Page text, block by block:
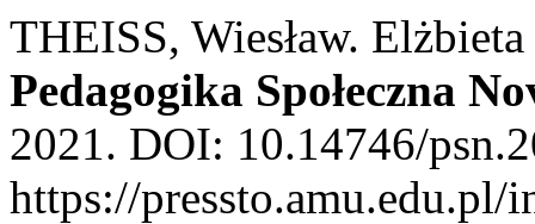
THEISS, Wiesław.
Pedagogika Społeczna
2021. DOI: 10.14746/
https://